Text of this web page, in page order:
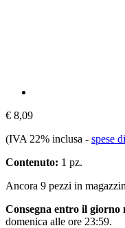
€ 8,09
(IVA 22% inclusa - spese
Contenuto: 1 pz.
Ancora 9 pezzi in
Consegna entro il giorno
domenica alle ore 23:59.